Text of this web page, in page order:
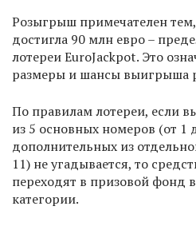
Розыгрыш примечателен
достигла 90 млн евро –
лотереи EuroJackpot. Это
размеры и шансы выигрыша
По правилам лотереи, если
из 5 основных номеров (от 1
дополнительных из
11) не угадывается, то
переходят в призовой фонд
категории.